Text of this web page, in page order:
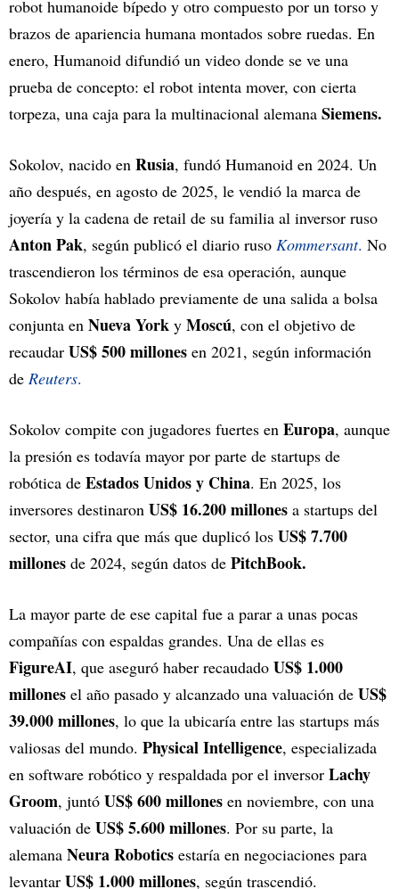
robot humanoide bípedo y otro compuesto por un torso y
brazos de apariencia humana montados sobre ruedas. En
enero, Humanoid difundió un video donde se ve una
prueba de concepto: el robot intenta mover, con cierta
torpeza, una caja para la multinacional alemana Siemens.
Sokolov, nacido en Rusia, fundó Humanoid en 2024. Un
año después, en agosto de 2025, le vendió la marca de
joyería y la cadena de retail de su familia al inversor ruso
Anton Pak, según publicó el diario ruso Kommersant. No
trascendieron los términos de esa operación, aunque
Sokolov había hablado previamente de una salida a bolsa
conjunta en Nueva York y Moscú, con el objetivo de
recaudar US$ 500 millones en 2021, según información
de Reuters.
Sokolov compite con jugadores fuertes en Europa, aunque
la presión es todavía mayor por parte de startups de
robótica de Estados Unidos y China. En 2025, los
inversores destinaron US$ 16.200 millones a startups del
sector, una cifra que más que duplicó los US$ 7.700
millones de 2024, según datos de PitchBook.
La mayor parte de ese capital fue a parar a unas pocas
compañías con espaldas grandes. Una de ellas es
FigureAI, que aseguró haber recaudado US$ 1.000
millones el año pasado y alcanzado una valuación de US$
39.000 millones, lo que la ubicaría entre las startups más
valiosas del mundo. Physical Intelligence, especializada
en software robótico y respaldada por el inversor Lachy
Groom, juntó US$ 600 millones en noviembre, con una
valuación de US$ 5.600 millones. Por su parte, la
alemana Neura Robotics estaría en negociaciones para
levantar US$ 1.000 millones, según trascendió.